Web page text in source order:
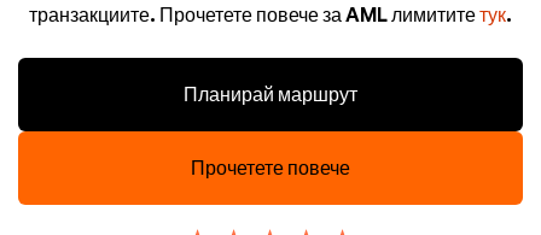
транзакциите. Прочетете повече за AML лимититетук.
Планирай маршрут
Прочетете повече